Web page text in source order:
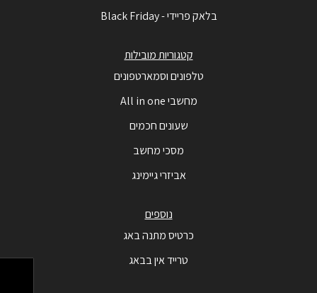
בלאק פריידי - Black Friday
קטגוריות מובילות
טלפונים וסמארטפונים
מחשבי All in one
שעונים חכמים
מסכי מחשב
אביזרי גיימינג
נוספים
כרטיס מתנה באג
טרייד אין בבאג